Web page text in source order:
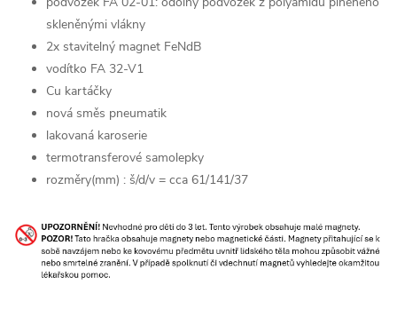
skleněnými vlákny
2x stavitelný magnet FeNdB
vodítko FA 32-V1
Cu kartáčky
nová směs pneumatik
lakovaná karoserie
termotransferové samolepky
rozměry(mm) : š/d/v = cca 61/141/37